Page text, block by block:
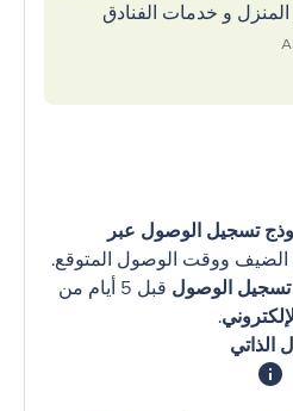
و خدمات الفنادق
تسجيل الوصول عبر
الضيف ووقت الوصول المتوقع.
تسجيل الوصول
قبل 5 أيام من
.
الذاتي